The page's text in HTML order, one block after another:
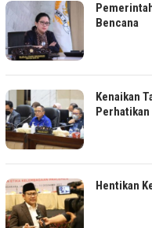
Bencana
Kenaikan
Hentikan